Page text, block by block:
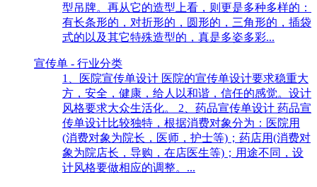
型吊牌。再从它的造型上看，则更是多种多样的：
有长条形的，对折形的，圆形的，三角形的，插袋
式的以及其它特殊造型的，真是多姿多彩...
宣传单 - 行业分类
1、医院宣传单设计 医院的宣传单设计要求稳重大
方，安全，健康，给人以和谐，信任的感觉。设计
风格要求大众生活化。 2、药品宣传单设计 药品宣
传单设计比较独特，根据消费对象分为：医院用
(消费对象为院长，医师，护士等)；药店用(消费对
象为院店长，导购，在店医生等)；用途不同，设
计风格要做相应的调整。...